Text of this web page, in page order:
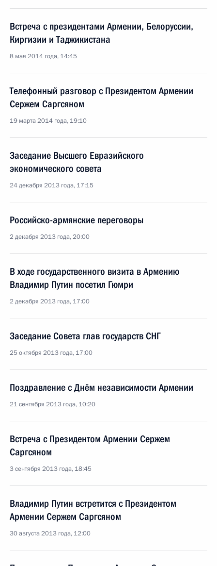
Встреча с президентами Армении, Белоруссии,
Киргизии и Таджикистана
8 мая 2014 года, 14:45
Телефонный разговор с Президентом Армении
Сержем Саргсяном
19 марта 2014 года, 19:10
Заседание Высшего Евразийского
экономического совета
24 декабря 2013 года, 17:15
Российско-армянские переговоры
2 декабря 2013 года, 20:00
В ходе государственного визита в Армению
Владимир Путин посетил Гюмри
2 декабря 2013 года, 17:00
Заседание Совета глав государств СНГ
25 октября 2013 года, 17:00
Поздравление с Днём независимости Армении
21 сентября 2013 года, 10:20
Встреча с Президентом Армении Сержем
Саргсяном
3 сентября 2013 года, 18:45
Владимир Путин встретится с Президентом
Армении Сержем Саргсяном
30 августа 2013 года, 12:00